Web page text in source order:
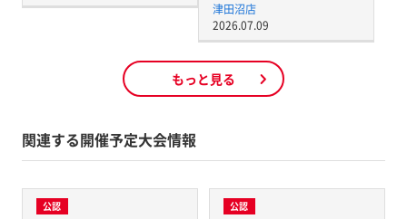
津田沼店
2026.07.09
もっと見る
関連する開催予定大会情報
公認 公認